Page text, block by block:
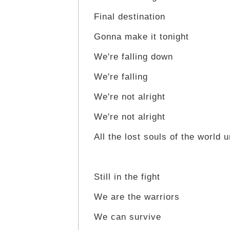
Final destination
Gonna make it tonight
We're falling down
We're falling
We're not alright
We're not alright
All the lost souls of the world
Still in the fight
We are the warriors
We can survive